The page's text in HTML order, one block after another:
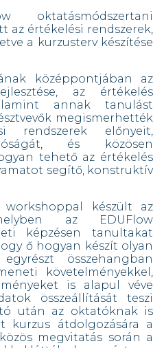
értékelési rendszerek,
a kurzusterv készítése
középpontjában az
az értékelés
annak tanulást
megismerhették
rendszerek előnyeit,
és közösen
tehető az értékelés
segítő, konstruktív
készült az
az EDUFlow
képzésen tanultakat
ő hogyan készít olyan
összehangban
követelményekkel,
is alapul véve
összeállítását teszi
után az oktatóknak is
kurzus átdolgozására a
megvitatás során a